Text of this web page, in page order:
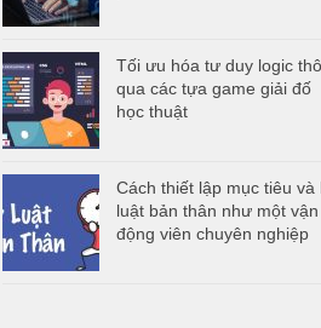
Tối ưu hóa tư duy logic
qua các tựa game giải đố
học thuật
Cách thiết lập mục tiêu và
luật bản thân như một vận
động viên chuyên nghiệp